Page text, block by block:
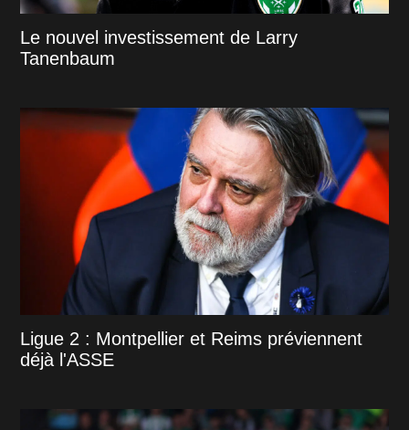
Le nouvel investissement de Larry
Tanenbaum
Ligue 2 : Montpellier et Reims préviennent
déjà l'ASSE